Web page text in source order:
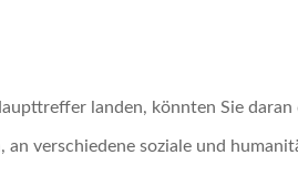
landen, könnten Sie
an verschiedene soziale und